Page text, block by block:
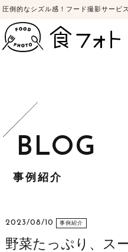
圧倒的なシズル感！フード撮影サービス
事例紹介
2023/08/10 事例紹介
野菜たっぷり、ス